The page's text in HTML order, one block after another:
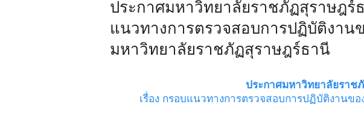
ประกาศมหาวิทยาลัยราชภัฏสุราษฎร์
แนวทางการตรวจสอบการปฏิบัติงา
มหาวิทยาลัยราชภัฏสุราษฎร์ธานี
ประกาศมหาวิทยาลัยราช
เรื่อง กรอบแนวทางการตรวจสอบการปฏิบัติงาน